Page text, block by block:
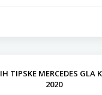
TIPSKE MERCEDES GLA
2020